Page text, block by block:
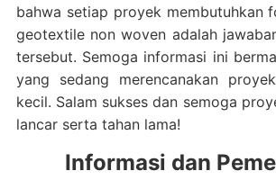
bahwa setiap proyek membutuhkan
geotextile non woven adalah
tersebut. Semoga informasi ini
yang sedang merencanakan
kecil. Salam sukses dan semoga
lancar serta tahan lama!
Informasi dan